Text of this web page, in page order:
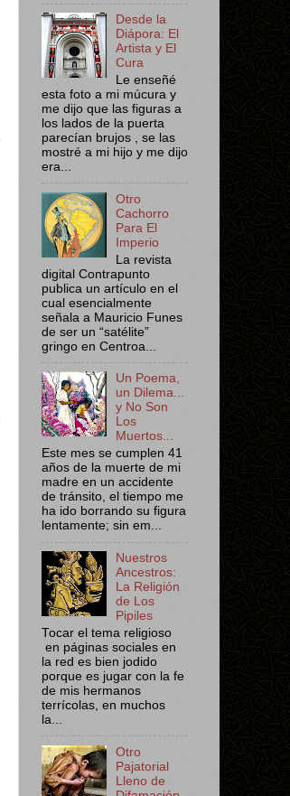
Desde la
Diápora: El
Artista y El
Cura
Le enseñé
esta foto a mi múcura y
me dijo que las figuras a
los lados de la puerta
parecían brujos , se las
mostré a mi hijo y me dijo
era...
Otro
Cachorro
Para El
Imperio
La revista
digital Contrapunto
publica un artículo en el
cual esencialmente
señala a Mauricio Funes
de ser un “satélite”
gringo en Centroa...
Un Poema,
un Dilema...
y No Son
Los
Muertos...
Este mes se cumplen 41
años de la muerte de mi
madre en un accidente
de tránsito, el tiempo me
ha ido borrando su figura
lentamente; sin em...
Nuestros
Ancestros:
La Religión
de Los
Pipiles
Tocar el tema religioso
en páginas sociales en
la red es bien jodido
porque es jugar con la fe
de mis hermanos
terrícolas, en muchos
la...
Otro
Pajatorial
Lleno de